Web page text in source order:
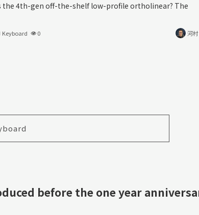
the 4th-gen off-the-shelf low-profile ortholinear? The
Keyboard 0 河
before the one year